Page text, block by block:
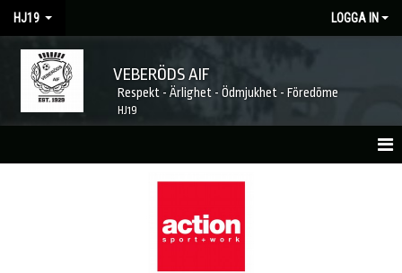
HJ19 LOGGA IN
VEBERÖDS AIF
Respekt - Ärlighet - Ödmjukhet - Föredöme
HJ19